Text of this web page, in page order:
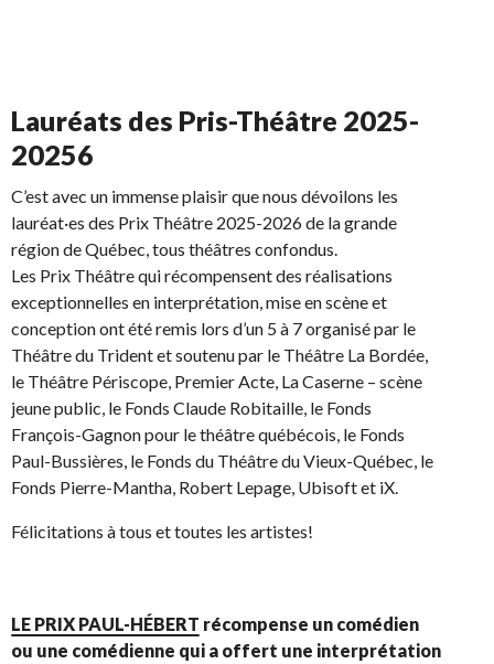
Lauréats des Pris-Théâtre 2025-
20256
C’est avec un immense plaisir que nous dévoilons les
lauréat·es des Prix Théâtre 2025-2026 de la grande
région de Québec, tous théâtres confondus.
Les Prix Théâtre qui récompensent des réalisations
exceptionnelles en interprétation, mise en scène et
conception ont été remis lors d’un 5 à 7 organisé par le
Théâtre du Tridentet soutenu par le Théâtre La Bordée
le Théâtre Périscope Premier Acte , La Caserne – scène
jeune public, le Fonds Claude Robitaille, le Fonds
François-Gagnon pour le théâtre québécois, le Fonds
Paul-Bussières, le Fonds du Théâtre du Vieux-Québec, le
Fonds Pierre-Mantha, Robert Lepage, Ubisoft et iX.
Félicitations à tous et toutes les artistes!
LE PRIX PAUL-HÉBERT récompense un comédien
ou une comédienne qui a offert une interprétation